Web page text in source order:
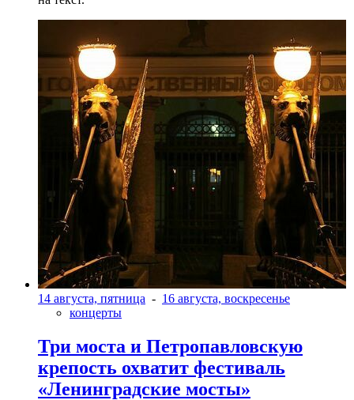
14 августа, пятница - 16 августа, воскресенье
концерты
Три моста и Петропавловскую
крепость охватит фестиваль
«Ленинградские мосты»